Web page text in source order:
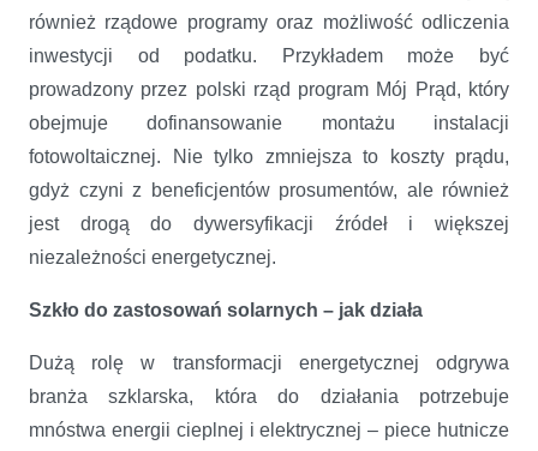
również rządowe programy oraz możliwość odliczenia
inwestycji od podatku. Przykładem może być
prowadzony przez polski rząd program Mój Prąd, który
obejmuje dofinansowanie montażu instalacji
fotowoltaicznej. Nie tylko zmniejsza to koszty prądu,
gdyż czyni z beneficjentów prosumentów, ale również
jest drogą do dywersyfikacji źródeł i większej
niezależności energetycznej.
Szkło do zastosowań solarnych – jak działa
Dużą rolę w transformacji energetycznej odgrywa
branża szklarska, która do działania potrzebuje
mnóstwa energii cieplnej i elektrycznej – piece hutnicze